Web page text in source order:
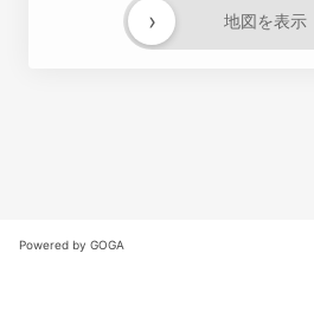
地図を表示
›
Powered by GOGA